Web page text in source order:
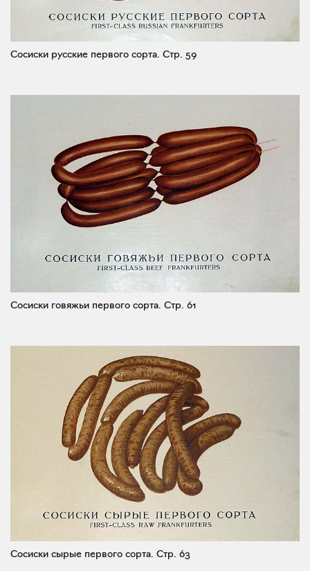
Сосиски русские первого сорта. Стр. 59
Сосиски говяжьи первого сорта. Стр. 61
Сосиски сырые первого сорта. Стр. 63